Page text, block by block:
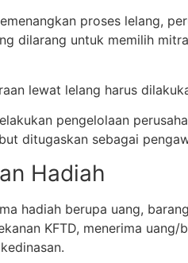
proses lelang,
dilarang untuk memilih
lewat lelang harus
pengelolaan
ditugaskan sebagai
Hadiah
hadiah berupa uang,
KFTD, menerima